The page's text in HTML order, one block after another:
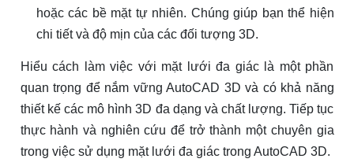
hoặc các bề mặt tự nhiên. Chúng giúp bạn thể hiện
chi tiết và độ mịn của các đối tượng 3D.
Hiểu cách làm việc với mặt lưới đa giác là một phần
quan trọng để nắm vững AutoCAD 3D và có khả năng
thiết kế các mô hình 3D đa dạng và chất lượng. Tiếp tục
thực hành và nghiên cứu để trở thành một chuyên gia
trong việc sử dụng mặt lưới đa giác trong AutoCAD 3D.